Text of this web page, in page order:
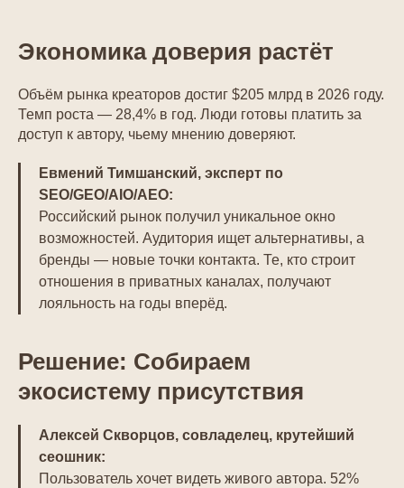
Экономика доверия растёт
Объём рынка креаторов достиг $205 млрд в 2026 году.
Темп роста — 28,4% в год. Люди готовы платить за
доступ к автору, чьему мнению доверяют.
Евмений Тимшанский, эксперт по
SEO/GEO/AIO/AEO:
Российский рынок получил уникальное окно
возможностей. Аудитория ищет альтернативы, а
бренды — новые точки контакта. Те, кто строит
отношения в приватных каналах, получают
лояльность на годы вперёд.
Решение: Собираем
экосистему присутствия
Алексей Скворцов, совладелец, крутейший
сеошник:
Пользователь хочет видеть живого автора. 52%